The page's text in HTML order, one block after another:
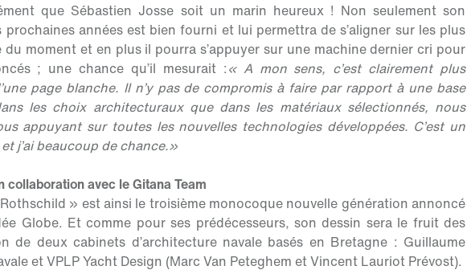
que Sébastien Josse soit un marin heureux ! Non seulement son
années est bien fourni et lui permettra de s’aligner sur les plus
du moment et en plus il pourra s’appuyer sur une machine dernier cri pour
; une chance qu’il mesurait :« A mon sens, c’est clairement plus
page blanche. Il n’y pas de compromis à faire par rapport à une base
les choix architecturaux que dans les matériaux sélectionnés, nous
appuyant sur toutes les nouvelles technologies développées. C’est un
j’ai beaucoup de chance.»
collaboration avec le Gitana Team
» est ainsi le troisième monocoque nouvelle génération annoncé
Globe. Et comme pour ses prédécesseurs, son dessin sera le fruit des
de deux cabinets d’architecture navale basés en Bretagne : Guillaume
et VPLP Yacht Design (Marc Van Peteghem et Vincent Lauriot Prévost).